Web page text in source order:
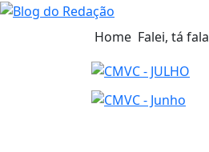
Home Falei, tá